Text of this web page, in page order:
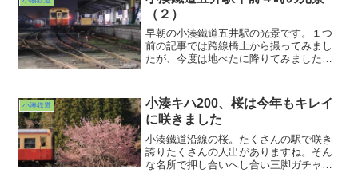
て、いまだに夢じゃ無いかと疑ってる自
分がいます。何はともあれ旅の手段が増
えるのはいいことですね。
（２）
早朝の小湊鐵道五井駅の光景です。１つ
前の記事では跨線橋上から撮ってみまし
たが、今度は地べたに降りてみました。
方々はいいなぁ・・・。ま、普通の方々
はそんなこと思いもしないでしょうけれ
ど(^ ^;;年寄りの早起きシリーズ、まだま
だ続きますw
小湊鉄道
小湊キハ200、桜は今年もキレイ
に咲きました
小湊鐵道沿線の桜。たくさんの駅で咲き
誇りたくさんの人出がありますね。そん
な名所で押し合いへし合い三脚ガチャガ